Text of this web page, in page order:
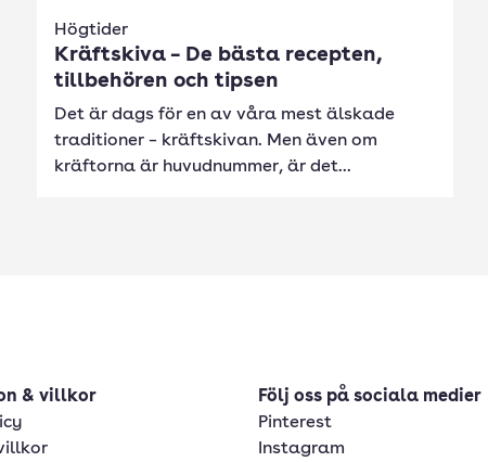
Högtider
Kräftskiva – De bästa recepten,
tillbehören och tipsen
Det är dags för en av våra mest älskade
traditioner – kräftskivan. Men även om
kräftorna är huvudnummer, är det...
& villkor
Följ oss på sociala medier
Pinterest
Instagram